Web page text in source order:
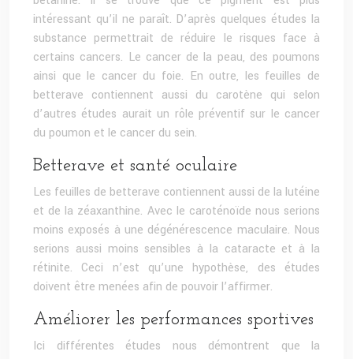
intéressant qu’il ne paraît. D’après quelques études la
substance permettrait de réduire le risques face à
certains cancers. Le cancer de la peau, des poumons
ainsi que le cancer du foie. En outre, les feuilles de
betterave contiennent aussi du carotène qui selon
d’autres études aurait un rôle préventif sur le cancer
du poumon et le cancer du sein.
Betterave et santé oculaire
Les feuilles de betterave contiennent aussi de la lutéine
et de la zéaxanthine. Avec le caroténoïde nous serions
moins exposés à une dégénérescence maculaire. Nous
serions aussi moins sensibles à la cataracte et à la
rétinite. Ceci n’est qu’une hypothèse, des études
doivent être menées afin de pouvoir l’affirmer.
Améliorer les performances sportives
Ici différentes études nous démontrent que la